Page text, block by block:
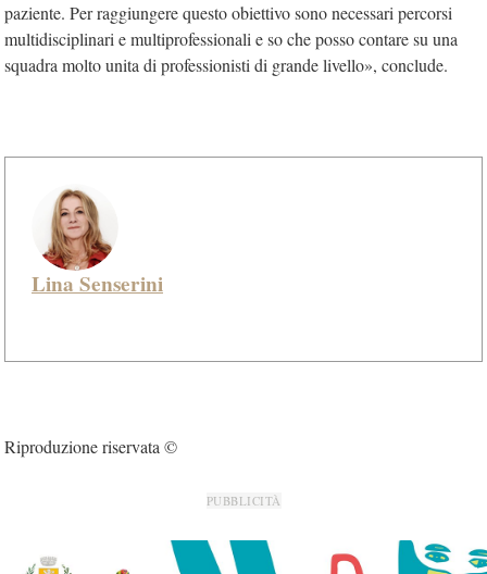
paziente. Per raggiungere questo obiettivo sono necessari percorsi
multidisciplinari e multiprofessionali e so che posso contare su una
squadra molto unita di professionisti di grande livello», conclude.
Lina Senserini
Riproduzione riservata ©
PUBBLICITÀ